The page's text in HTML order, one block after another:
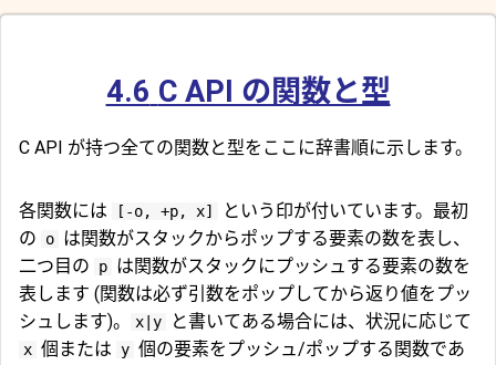
4.6 C API の関数と型
C API が持つ全ての関数と型をここに辞書順に示します。
各関数には [-o, +p, x]
という印が付いています。最初
の
o は関数がスタックからポップする要素の数を表し、
二つ目の
p は関数がスタックにプッシュする要素の数を
表します (関数は必ず引数をポップしてから返り値をプッ
シュします)。
x|y と書いてある場合には、状況に応じて
x 個または y 個の要素をプッシュ/ポップする関数であ